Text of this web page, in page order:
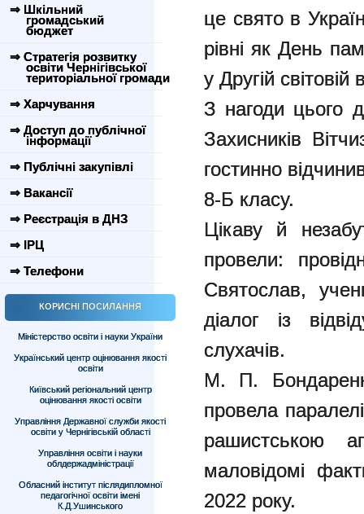
⇒ Шкільний
громадський
бюджет
⇒ Стратегія розвитку
освіти Чернігівської
територіальної громади
⇒ Харчування
⇒ Доступ до публічної
інформації
⇒ Публічні закупівлі
⇒ Вакансії
⇒ Реєстрація в ДНЗ
⇒ ІРЦ
⇒ Телефони
КОРИСНІ ПОСИЛАННЯ
Міністерство освіти і науки України
Український центр оцінювання якості
освіти
Київський регіональний центр
оцінювання якості освіти
Управління Державної служби якості
освіти у Чернігівській області
Управління освіти і науки
облдержадміністрації
Обласний інститут післядипломної
педагогічної освіти імені
К.Д.Ушинського
це свято в
рівні як День
у Другій світовій
З нагоди цього
Захисників
гостинно
8-Б класу.
Цікаву й
провели:
Святослав,
діалог із
слухачів.
М. П.
провела
рашистською
маловідомі
2022 року.